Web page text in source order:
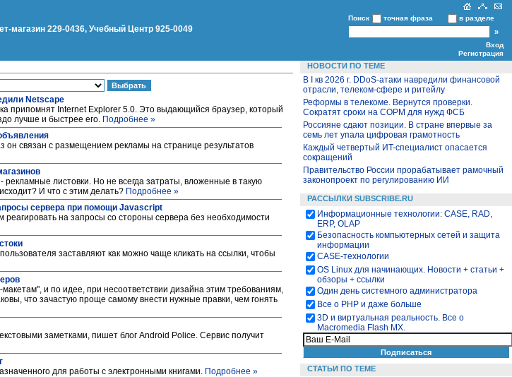
магазин 229-0436, Учебный Центр 925-0049
Поиск точная фраза в разделе
Вход
Регистрация
Netscape
Internet Explorer 5.0. Это выдающийся браузер, который
лучше и быстрее его. Подробнее »
он связан с размещением рекламы на странице результатов
листовки. Но не всегда затраты, вложенные в такую
И что с этим делать? Подробнее »
сервера при помощи Javascript
на запросы со стороны сервера без необходимости
заставляют как можно чаще кликать на ссылки, чтобы
и по идее, при несоответствии дизайна этим требованиям,
что зачастую проще самому внести нужные правки, чем гонять
заметками, пишет блог Android Police. Сервис получит
для работы с электронными книгами. Подробнее »
НОВОСТИ ПО ТЕМЕ
В I кв 2026 г. DDoS-атаки навредили финансовой
отрасли, телеком-сфере и ритейлу
Реформы в телекоме. Вернутся проверки.
Сократят сроки на СОРМ для нужд ФСБ
Россияне сдают позиции. В стране впервые за
семь лет упала цифровая грамотность
Каждый четвертый ИT-специалист опасается
сокращений
Правительство России прорабатывает рамочный
законопроект по регулированию ИИ
РАССЫЛКИ SUBSCRIBE.RU
Информационные технологии: CASE, RAD,
ERP, OLAP
Безопасность компьютерных сетей и защита
информации
CASE-технологии
OS Linux для начинающих. Новости + статьи +
обзоры + ссылки
Один день системного администратора
Все о PHP и даже больше
3D и виртуальная реальность. Все о
Macromedia Flash MX.
СТАТЬИ ПО ТЕМЕ